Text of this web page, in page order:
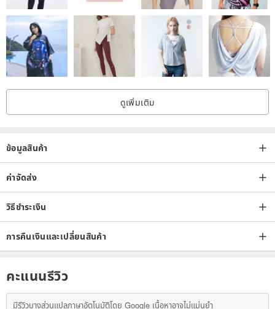
ดูเพิ่มเติม
ข้อมูลสินค้า
ค่าจัดส่ง
วิธีชำระเงิน
การคืนเงินและเปลี่ยนสินค้า
คะแนนรีวิว
มีรีวิวบางส่วนแปลภาษาอัตโนมัติโดย Google เนื้อหาอาจไม่แม่นยำ